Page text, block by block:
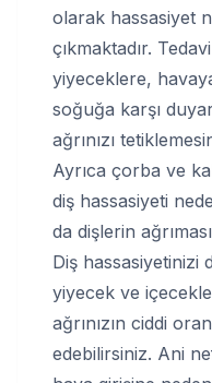
olarak hassasiyet
çıkmaktadır.
yiyeceklere,
soğuğa karşı
ağrınızı
Ayrıca çorba ve
diş hassasiyeti
da dişlerin
Diş hassasiyetinizi
yiyecek ve
ağrınızın ciddi
edebilirsiniz. Ani